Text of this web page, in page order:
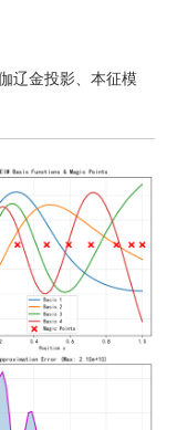
辽金投影、本征模